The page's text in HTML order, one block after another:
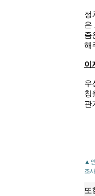
정
은
즘
해
이
우
칭
관
▲
조
또